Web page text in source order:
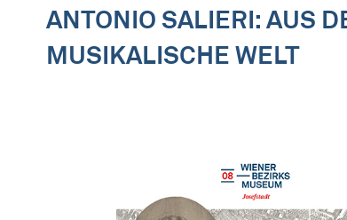
ANTONIO SALIERI: AUS
MUSIKALISCHE WELT